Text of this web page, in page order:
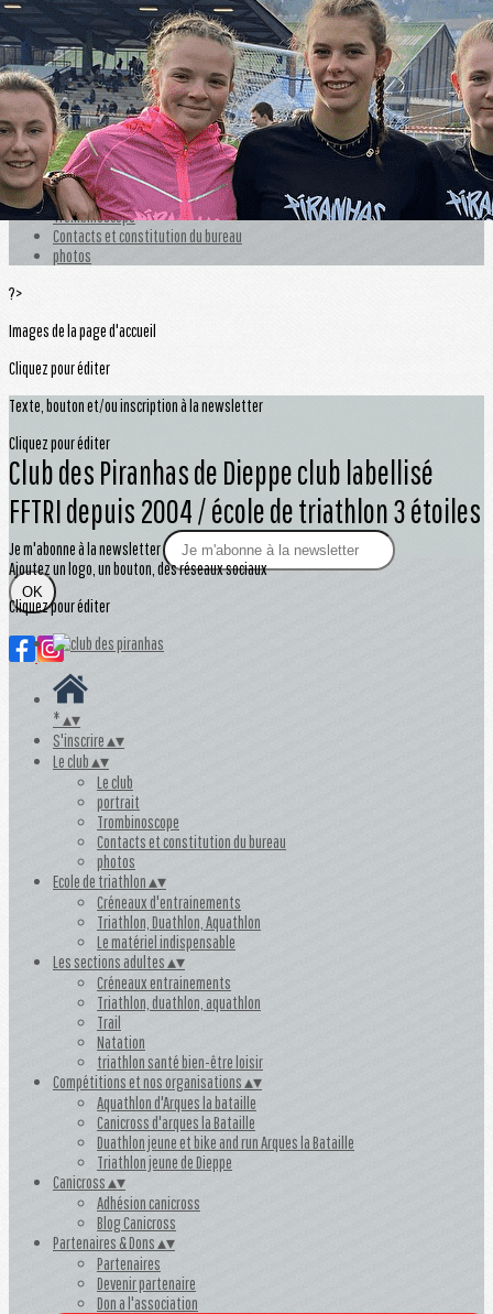
Exporter les lignes sélectionnées
Exporter toutes les colonnes
Exporter uniquement les colonnes affichées
Menu
<
>
Le club
portrait
Trombinoscope
Contacts et constitution du bureau
photos
?>
Images de la page d'accueil
Cliquez pour éditer
Texte, bouton et/ou inscription à la newsletter
Cliquez pour éditer
Club des Piranhas de Dieppe club labellisé
FFTRI depuis 2004 / école de triathlon 3 étoiles
Je m'abonne à la newsletter
OK
Ajoutez un logo, un bouton, des réseaux sociaux
Cliquez pour éditer
*▴▾
S'inscrire▴▾
Le club▴▾
Le club
portrait
Trombinoscope
Contacts et constitution du bureau
photos
Ecole de triathlon▴▾
Créneaux d'entrainements
Triathlon, Duathlon, Aquathlon
Le matériel indispensable
Les sections adultes▴▾
Créneaux entrainements
Triathlon, duathlon, aquathlon
Trail
Natation
triathlon santé bien-être loisir
Compétitions et nos organisations▴▾
Aquathlon d'Arques la bataille
Canicross d'arques la Bataille
Duathlon jeune et bike and run Arques la Bataille
Triathlon jeune de Dieppe
Canicross▴▾
Adhésion canicross
Blog Canicross
Partenaires & Dons▴▾
Partenaires
Devenir partenaire
Don a l'association